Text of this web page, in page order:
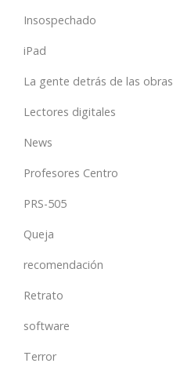
Insospechado
iPad
La gente detrás de las obras
Lectores digitales
News
Profesores Centro
PRS-505
Queja
recomendación
Retrato
software
Terror